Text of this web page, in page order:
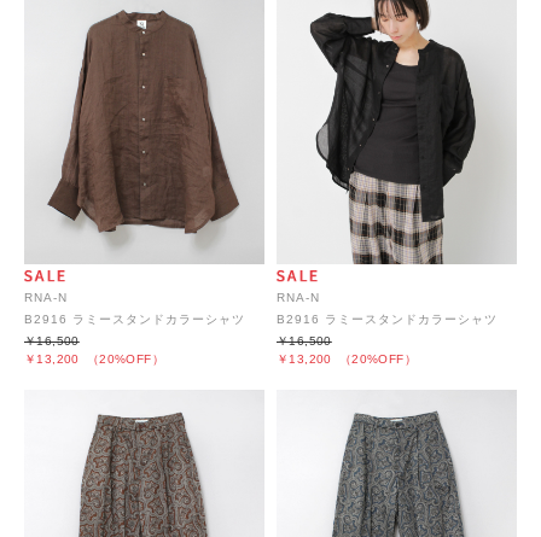
RNA-N
B2916 ラミースタンドカラーシャツ
￥13,200 （20%OFF）
￥16,500
RNA-N
B2916 ラミースタンドカラーシャツ
￥13,200 （20%OFF）
￥16,500